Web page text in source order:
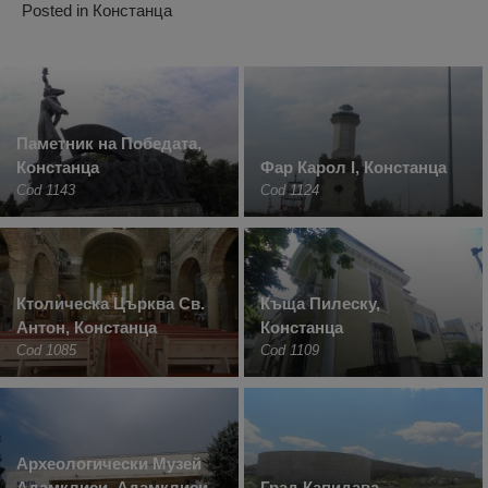
Posted in Констанца
Паметник на Победата,
Констанца
Cod 1143
Фар Карол I, Констанца
Cod 1124
Ктолическа Църква Св.
Антон, Констанца
Cod 1085
Къща Пилеску,
Констанца
Cod 1109
Археологически Музей